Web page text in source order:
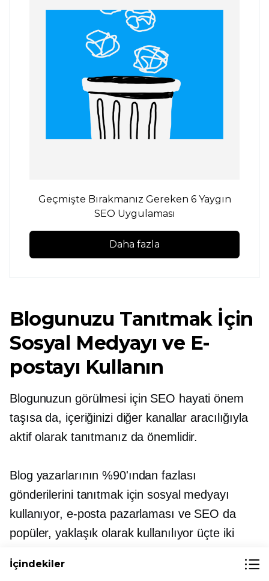
Geçmişte Bırakmanız Gereken 6 Yaygın
SEO Uygulaması
Daha fazla
Blogunuzu Tanıtmak İçin
Sosyal Medyayı ve E-
postayı Kullanın
Blogunuzun görülmesi için SEO hayati önem
taşısa da, içeriğinizi diğer kanallar aracılığıyla
aktif olarak tanıtmanız da önemlidir.
Blog yazarlarının %90'ından fazlası
gönderilerini tanıtmak için sosyal medyayı
kullanıyor, e-posta pazarlaması ve SEO da
popüler, yaklaşık olarak kullanılıyor üçte iki
İçindekiler